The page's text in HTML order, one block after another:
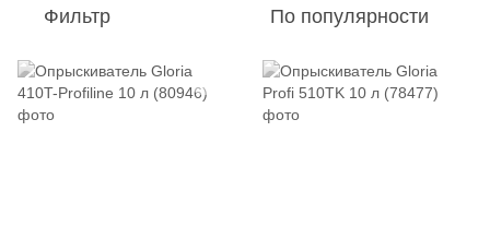
Фильтр По популярности